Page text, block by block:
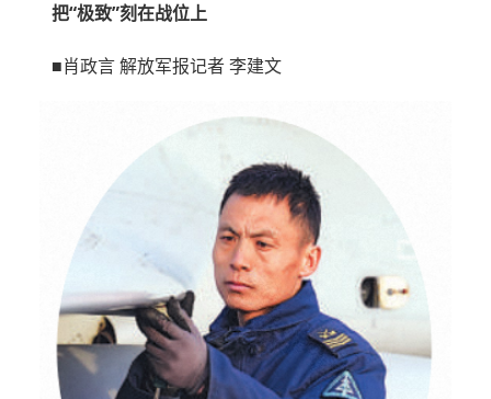
把“极致”刻在战位上
■肖政言 解放军报记者 李建文